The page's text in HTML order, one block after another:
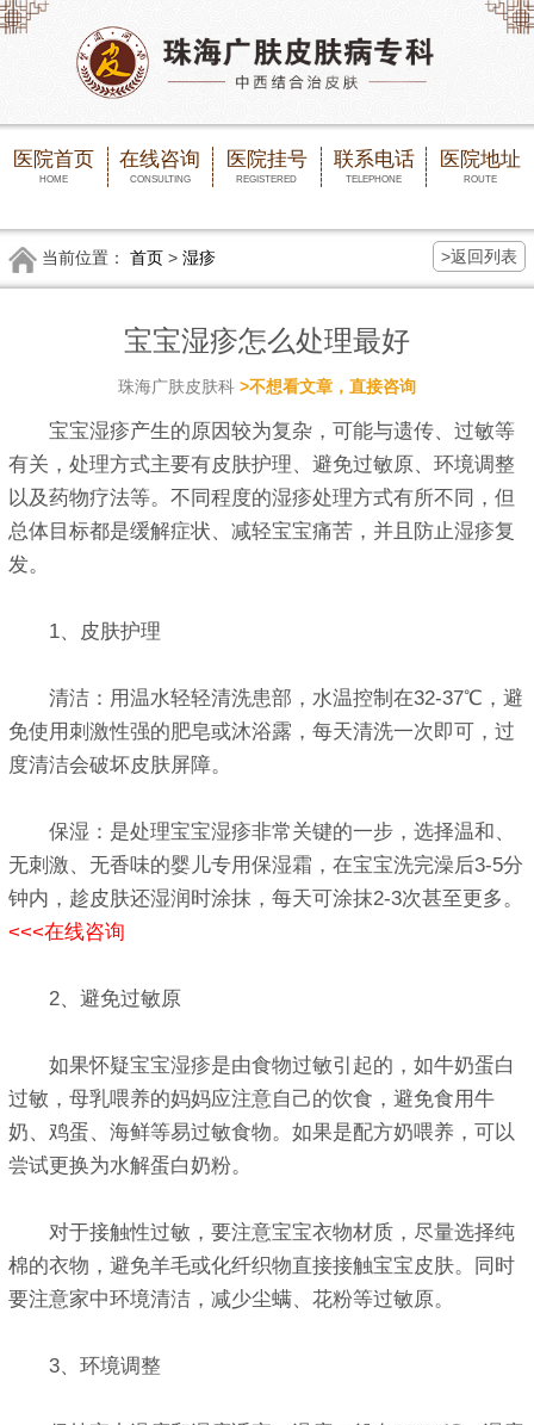
医院首页
HOME
在线咨询
CONSULTING
医院挂号
REGISTERED
联系电话
TELEPHONE
医院地址
ROUTE
当前位置： 首页> 湿疹 >返回列表
宝宝湿疹怎么处理最好
珠海广肤皮肤科 >不想看文章，直接咨询
宝宝湿疹产生的原因较为复杂，可能与遗传、过敏等
有关，处理方式主要有皮肤护理、避免过敏原、环境调整
以及药物疗法等。不同程度的湿疹处理方式有所不同，但
总体目标都是缓解症状、减轻宝宝痛苦，并且防止湿疹复
发。
1、皮肤护理
清洁：用温水轻轻清洗患部，水温控制在32-37℃，避
免使用刺激性强的肥皂或沐浴露，每天清洗一次即可，过
度清洁会破坏皮肤屏障。
保湿：是处理宝宝湿疹非常关键的一步，选择温和、
无刺激、无香味的婴儿专用保湿霜，在宝宝洗完澡后3-5分
钟内，趁皮肤还湿润时涂抹，每天可涂抹2-3次甚至更多。
<<<在线咨询
2、避免过敏原
如果怀疑宝宝湿疹是由食物过敏引起的，如牛奶蛋白
过敏，母乳喂养的妈妈应注意自己的饮食，避免食用牛
奶、鸡蛋、海鲜等易过敏食物。如果是配方奶喂养，可以
尝试更换为水解蛋白奶粉。
对于接触性过敏，要注意宝宝衣物材质，尽量选择纯
棉的衣物，避免羊毛或化纤织物直接接触宝宝皮肤。同时
要注意家中环境清洁，减少尘螨、花粉等过敏原。
3、环境调整